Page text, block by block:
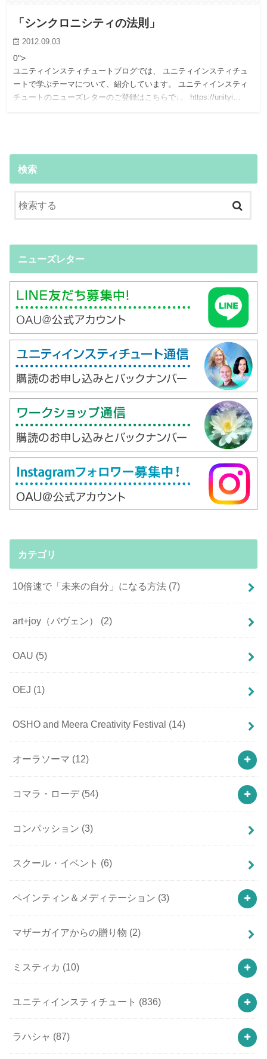
「シンクロニシティの法則」
2012.09.03
0">
ユニティインスティチュートブログでは、 ユニティインスティチュ
ートで学ぶテーマについて、紹介しています。 ユニティインスティ
チュートのニューズレターのご登録はこちらで↓。 https://unityi…
検索
ニューズレター
カテゴリ
10倍速で「未来の自分」になる方法 (7)
art+joy（バヴェン） (2)
OAU (5)
OEJ (1)
OSHO and Meera Creativity Festival (14)
オーラソーマ (12)
コマラ・ローデ (54)
コンパッション (3)
スクール・イベント (6)
ペインティン＆メディテーション (3)
マザーガイアからの贈り物 (2)
ミスティカ (10)
ユニティインスティチュート (836)
ラハシャ (87)